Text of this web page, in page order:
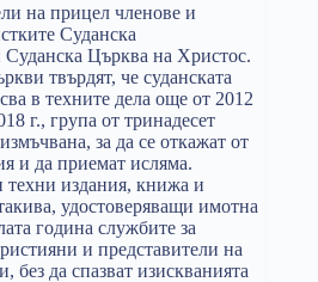
на прицел членове и
Суданска
Суданска Църква на Христос.
твърдят, че суданската
в техните дела още от 2012
г., група от тринадесет
за да се откажат от
и да приемат исляма.
техни издания, книжа и
удостоверяващи имотна
година службите за
и представители на
без да спазват изискванията